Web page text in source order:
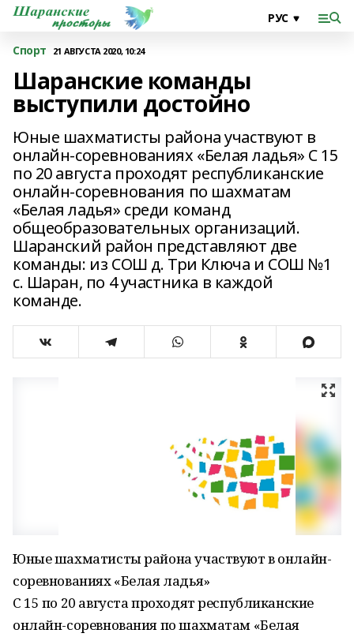
Спорт 21 АВГУСТА 2020, 10:24
Шаранские команды
выступили достойно
Юные шахматисты района участвуют в
онлайн-соревнованиях «Белая ладья» С 15
по 20 августа проходят республиканские
онлайн-соревнования по шахматам
«Белая ладья» среди команд
общеобразовательных организаций.
Шаранский район представляют две
команды: из СОШ д. Три Ключа и СОШ №1
с. Шаран, по 4 участника в каждой
команде.
Юные шахматисты района участвуют в онлайн-
соревнованиях «Белая ладья»
С 15 по 20 августа проходят республиканские
онлайн-соревнования по шахматам «Белая